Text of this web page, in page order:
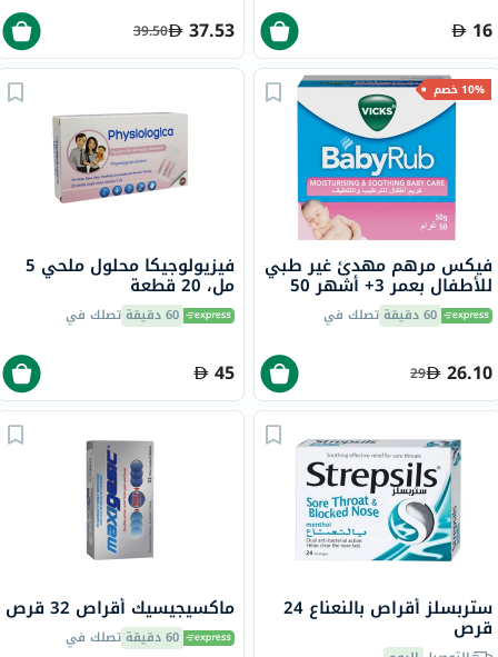
16
37.53
39.50
10% خصم
فيكس مرهم مهدئ غير طبي
للأطفال بعمر 3+ أشهر 50
جرام 60 دقيقة تصلك في
26.10
29
فيزيولوجيكا محلول ملحي 5
مل، 20 قطعة
60 دقيقة تصلك في
45
ستربسلز أقراص بالنعناع 24
قرص
ماكسيجيسيك أقراص 32 قرص
60 دقيقة تصلك في